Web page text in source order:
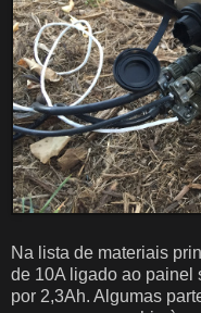
Na lista de materiais
de 10A ligado ao painel
por 2,3Ah. Algumas